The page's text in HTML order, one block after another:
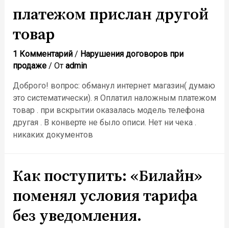
платежом прислан другой
товар
1 Комментарий / Нарушения договоров при
продаже/ От admin
Доброго! вопрос: обманул интернет магазин( думаю
это систематически). я Оплатил наложным платежом
товар . при вскрытии оказалась модель телефона
другая . В конверте не было описи. Нет ни чека .
никаких документов
Как поступить: «Билайн»
поменял условия тарифа
без уведомления.